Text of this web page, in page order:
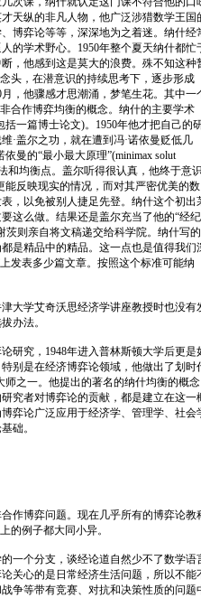
天纵的非凡人物，他广泛涉猎数学王国
博弈论等等，深深地为之着迷。纳什经
的学术野心。1950年整个夏天纳什都忙
，他感到这是莫大的浪费。殊不知这种
头，在潜意识的持续思考下，逐步形成
，他骤感才思潮涌，梦笔生花。其中一
合作博弈均衡的概念。纳什的主要学术
一篇博士论文)。1950年他才把自己
·盖尔之功，就在遭到冯·诺依曼贬低几
曼的“最小最大原理”(minimax solut
和均衡点。盖尔听得很认真，他终于意识
反映现实的情况，而对其严密优美的数
，以免被别人捷足先登。纳什这个初出
这么做。结果还是盖尔充当了他的“经纪
茨则亲自将文稿递交给科学院。纳什写的
是精品中的精品。这一点也是值得我们
发表多少篇文章。按照这个标准可能纳
学艾奇沃思经济学讲座教授时也没有
办法。
究，1948年进入普林斯顿大学后更是
别是在经济博弈论领域，他做出了划时
之一。他提出的著名的纳什均衡的概念
究者对博弈论的贡献，都是建立在这一
弈论广泛应用于经济学、管理学、社会
础。
博弈问题。现在几乎所有的博弈论教
的例子都大同小异。
个分支，谈经论道自然少不了数学语
关心的是日常经济生活问题，所以不能
争等带有竞赛、对抗和决策性质的问题